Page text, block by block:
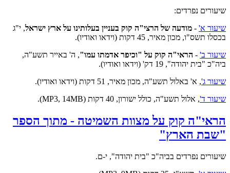
שיעורים נפרדים:
שיעור א' - מודעה של הרצי"ה קוק בעניין בעלותינו על ארץ ישראל, י"ג
בכסלו תשס"ו, מכון מאיר, 45 דקות (וידאו ואודיו).
שיעור ב' - הראי"ה קוק על "וכיפר אדמתו עמו", ה' באייר תשע"ה,
ביה"כ "בית יהודה", 19 דק' (וידאו ואודיו).
שיעור ג', א' באלול תשע"ה, מכון מאיר, 51 דקות (וידאו ואודיו).
שיעור ד', אלול תשע"ה, כולל ישורון, 40 דקות (MP3, 14MB).
הראי"ה קוק על מצוות השמיטה - מתוך הספר
"שבת הארץ"
שיעורים נפרדים בביה"כ "בית יהודה", י-ם.